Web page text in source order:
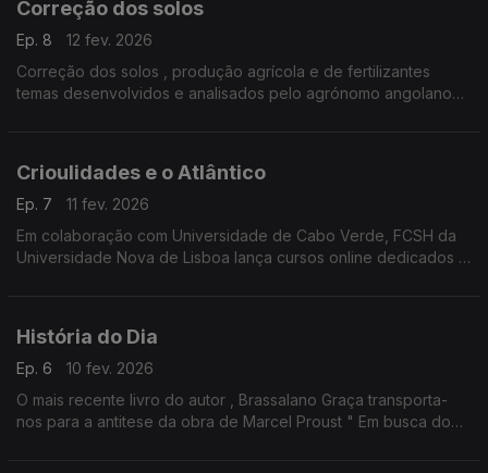
Correção dos solos
Ep. 8
12 fev. 2026
Correção dos solos , produção agrícola e de fertilizantes
temas desenvolvidos e analisados pelo agrónomo angolano
Crioulidades e o Atlântico
Ep. 7
11 fev. 2026
Em colaboração com Universidade de Cabo Verde, FCSH da
Universidade Nova de Lisboa lança cursos online dedicados à
História do Dia
Ep. 6
10 fev. 2026
O mais recente livro do autor , Brassalano Graça transporta-
nos para a antitese da obra de Marcel Proust " Em busca do